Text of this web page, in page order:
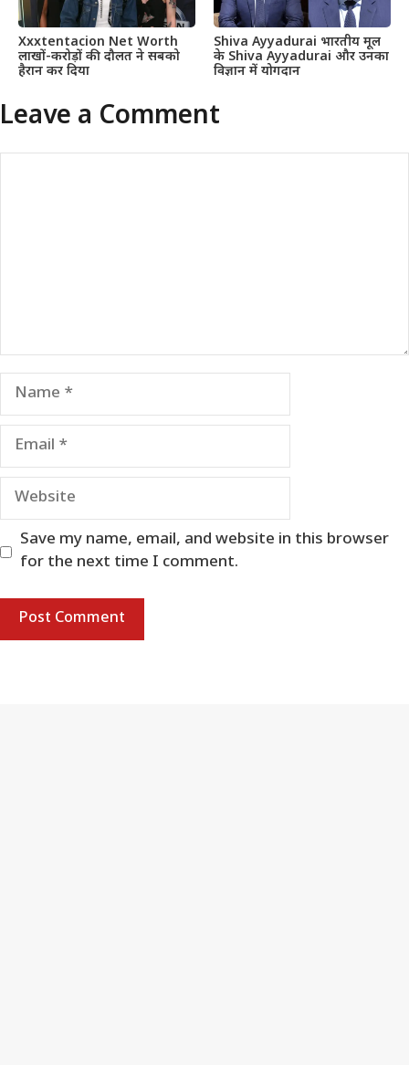
Xxxtentacion Net Worth
लाखों-करोड़ों की दौलत ने सबको
हैरान कर दिया
Shiva Ayyadurai भारतीय मूल
के Shiva Ayyadurai और उनका
विज्ञान में योगदान
Leave a Comment
Name
Email
Website
Save my name, email, and website in this browser
for the next time I comment.